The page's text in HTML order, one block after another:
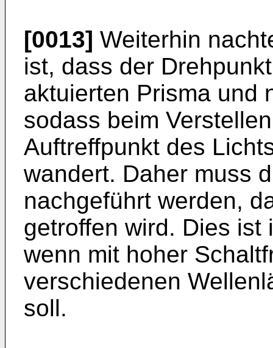
[0013] Weiterhin
ist, dass der
aktuierten Prisma und
sodass beim
Auftreffpunkt des
wandert. Daher muss
nachgeführt werden,
getroffen wird. Dies
wenn mit hoher
verschiedenen
soll.